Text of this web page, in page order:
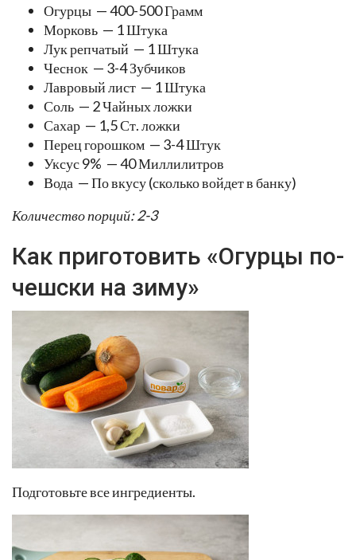
Огурцы — 400-500 Грамм
Морковь — 1 Штука
Лук репчатый — 1 Штука
Чеснок — 3-4 Зубчиков
Лавровый лист — 1 Штука
Соль — 2 Чайных ложки
Сахар — 1,5 Ст. ложки
Перец горошком — 3-4 Штук
Уксус 9% — 40 Миллилитров
Вода — По вкусу (сколько войдет в банку)
Количество порций: 2-3
Как приготовить «Огурцы по-
чешски на зиму»
Подготовьте все ингредиенты.